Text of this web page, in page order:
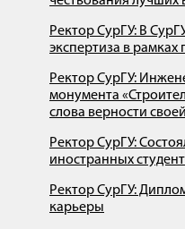
Ректор СурГУ: В
экспертиза в
Ректор СурГУ:
монумента
слова верности
Ректор СурГУ:
иностранных
Ректор СурГУ:
карьеры